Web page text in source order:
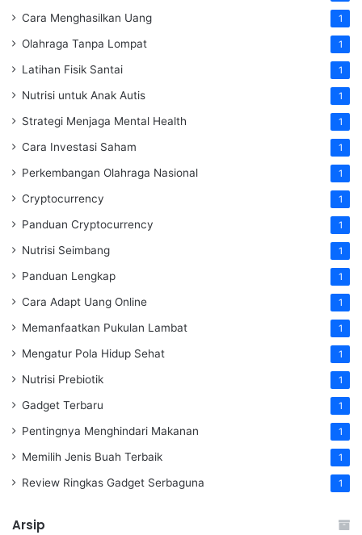
Cara Menghasilkan Uang 1
Olahraga Tanpa Lompat 1
Latihan Fisik Santai 1
Nutrisi untuk Anak Autis 1
Strategi Menjaga Mental Health 1
Cara Investasi Saham 1
Perkembangan Olahraga Nasional 1
Cryptocurrency 1
Panduan Cryptocurrency 1
Nutrisi Seimbang 1
Panduan Lengkap 1
Cara Adapt Uang Online 1
Memanfaatkan Pukulan Lambat 1
Mengatur Pola Hidup Sehat 1
Nutrisi Prebiotik 1
Gadget Terbaru 1
Pentingnya Menghindari Makanan 1
Memilih Jenis Buah Terbaik 1
Review Ringkas Gadget Serbaguna 1
Arsip